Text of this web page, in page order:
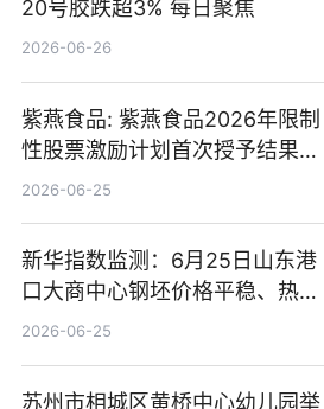
20号胶跌超3% 每日聚焦
2026-06-26
紫燕食品: 紫燕食品2026年限制
性股票激励计划首次授予结果公
告-微资讯
2026-06-25
新华指数监测：6月25日山东港
口大商中心钢坯价格平稳、热轧
C料价格微幅下跌
2026-06-25
苏州市相城区黄桥中心幼儿园举